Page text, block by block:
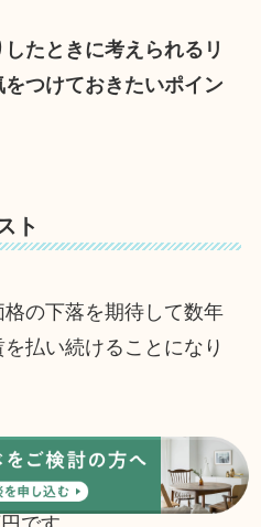
たときに考えられるリ
つけておきたいポイン
ト
の下落を期待して数年
払い続けることになり
2年で325万円の支出に
万円なら2年で約375万